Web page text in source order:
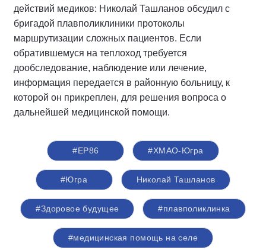
действий медиков: Николай Ташланов обсудил с
бригадой плавполиклиники протоколы
маршрутизации сложных пациентов. Если
обратившемуся на теплоход требуется
дообследование, наблюдение или лечение,
информация передается в районную больницу, к
которой он прикреплен, для решения вопроса о
дальнейшей медицинской помощи.
#ЕР86 #ХМАО-Югра
#Югра Николай Ташланов
#Здоровое будущее #плавполиклинка
#медицинская помощь на селе